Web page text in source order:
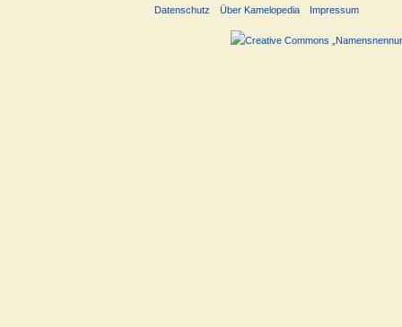
Datenschutz Über Kamelopedia Impressum